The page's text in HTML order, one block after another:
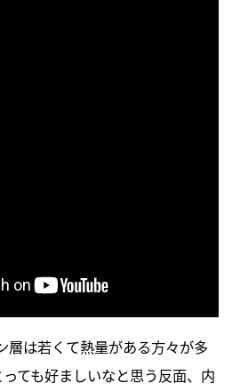
層は若くて熱量がある方々が多
ても好ましいなと思う反面、内